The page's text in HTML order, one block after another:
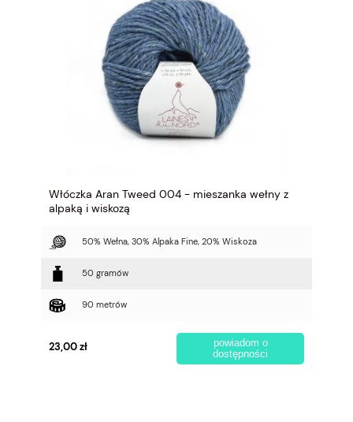
Włóczka Aran Tweed 004 - mieszanka wełny z
alpaką i wiskozą
50% Wełna, 30% Alpaka Fine, 20% Wiskoza
50 gramów
90 metrów
23,00 zł
powiadom o
dostępności